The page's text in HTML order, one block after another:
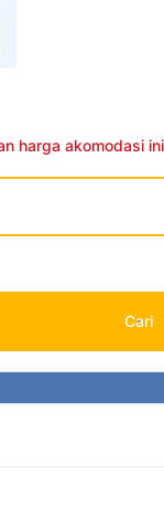
harga akomodasi ini
Cari